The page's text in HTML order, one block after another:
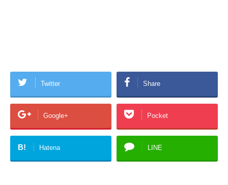
Twitter Share
Google+ Pocket
B! Hatena LINE